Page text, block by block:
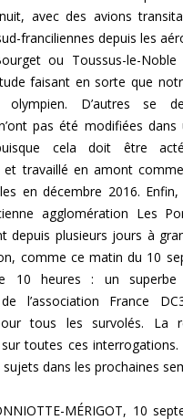
avec des avions
franciliennes depuis les
ou Toussus-le-
faisant en sorte que
olympien. D’autres se
pas été modifiées
cela doit être
travaillé en amont
en décembre 2016.
agglomération Les
depuis plusieurs jours à
comme ce matin du 10
10 heures : un
l’association France
tous les survolés. La
toutes ces
dans les prochaines
MÉRIGOT, 10